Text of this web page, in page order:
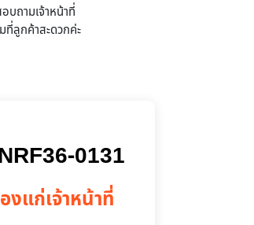
บถามเจ้าหน้าที่
ที่ลูกค้าสะดวกค่ะ
0131
งแก่เจ้าหน้าที่